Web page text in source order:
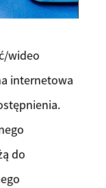
wideo
internetowa
do